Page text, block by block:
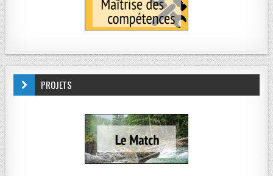
PROJETS